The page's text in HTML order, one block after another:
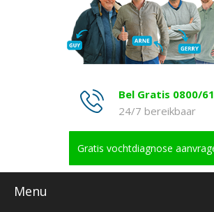
Bel Gratis 0800/
24/7 bereikbaar
Gratis vochtdiagnose
Menu